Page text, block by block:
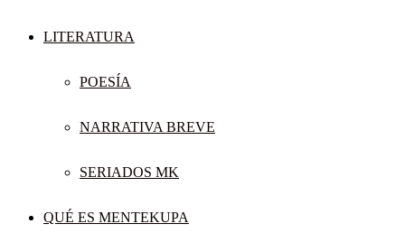
LITERATURA
POESÍA
NARRATIVA BREVE
SERIADOS MK
QUÉ ES MENTEKUPA